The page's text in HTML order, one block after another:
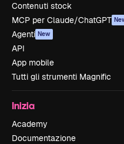
Contenuti stock
MCP per Claude/ChatGPT
Agenti New
API
App mobile
Tutti gli strumenti Magnific
Inizia
Academy
Documentazione